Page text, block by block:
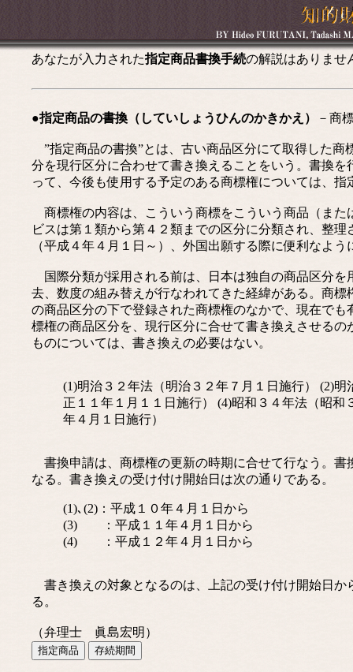
あなたが入力された指定商品書換手続の解説はありませ
●指定商品の書換（していしょうひんのかきかえ） －商
”指定商品の書換”とは、古い商品区分にて取得した商
分を現行区分に合わせて書き換えることをいう。書換
って、今後も使用する予定のある商標権については、
商標権の内容は、こういう商標をこういう商品（また
ビスは第１類から第４２類までの区分に分類され、整
（平成４年４月１日～）、外国出願する際に便利なよう
国際分類が採用される前は、日本は独自の商品区分を
去、数度の組み替えが行なわれてきた経緯がある。商
の商品区分の下で登録された商標権のなかで、現在で
標権の商品区分を、現行区分に合せて書き換えさせる
ものについては、書き換えの必要はない。
(1)明治３２年法（明治３２年７月１日施行） (2)
正１１年１月１１日施行） (4)昭和３４年法（昭
年４月１日施行）
書換申請は、商標権の更新の時期に合せて行なう。書
なる。書き換えの受け付け開始日は次の通りである。
(1)､(2)：平成１０年４月１日から
(3) ：平成１１年４月１日から
(4) ：平成１２年４月１日から
書き換えの対象となるのは、上記の受け付け開始日か
る。
（弁理士 眞島宏明）